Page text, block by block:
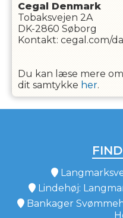
Cegal Denmark
Tobaksvejen 2A
DK-2860 Søborg
Kontakt: cegal.com/
Du kan læse mere
dit samtykke her.
Lindehøj:
Bankager